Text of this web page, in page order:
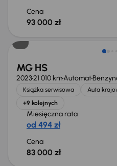
Cena
93 000 zł
MG HS
202321 010 kmAutomat
Książka serwisowa Auta
+9 kolejnych
Miesięczna rata
od 494 zł
Cena
83 000 zł
Taniej o 1 000 zł